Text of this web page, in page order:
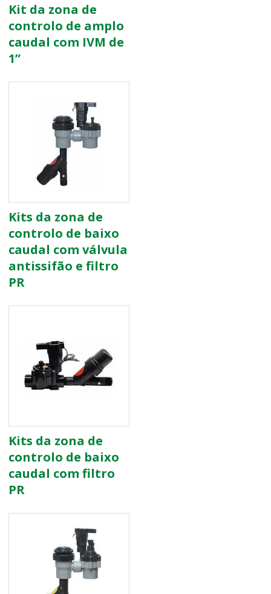
Kit da zona de
controlo de amplo
caudal com IVM de
1”
Kits da zona de
controlo de baixo
caudal com válvula
antissifão e filtro
PR
Kits da zona de
controlo de baixo
caudal com filtro
PR